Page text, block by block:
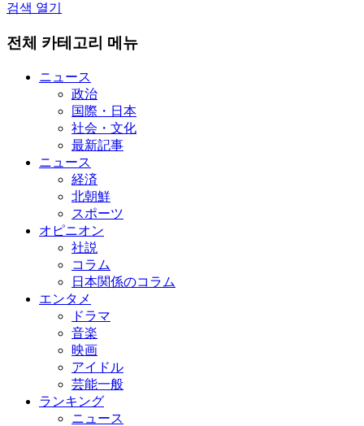
검색 열기
전체 카테고리 메뉴
ニュース
政治
国際・日本
社会・文化
最新記事
ニュース
経済
北朝鮮
スポーツ
オピニオン
社説
コラム
日本関係のコラム
エンタメ
ドラマ
音楽
映画
アイドル
芸能一般
ランキング
ニュース